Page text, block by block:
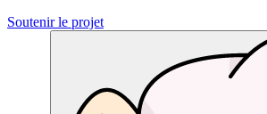
Soutenir le projet